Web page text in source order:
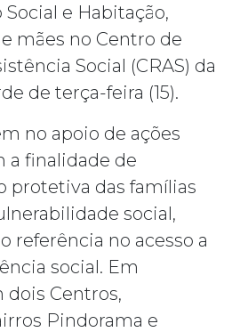
e Habitação,
mães no Centro de
Social (CRAS) da
de terça-feira (15).
no apoio de ações
a finalidade de
protetiva das famílias
social,
referência no acesso a
social. Em
dois Centros,
Pindorama e